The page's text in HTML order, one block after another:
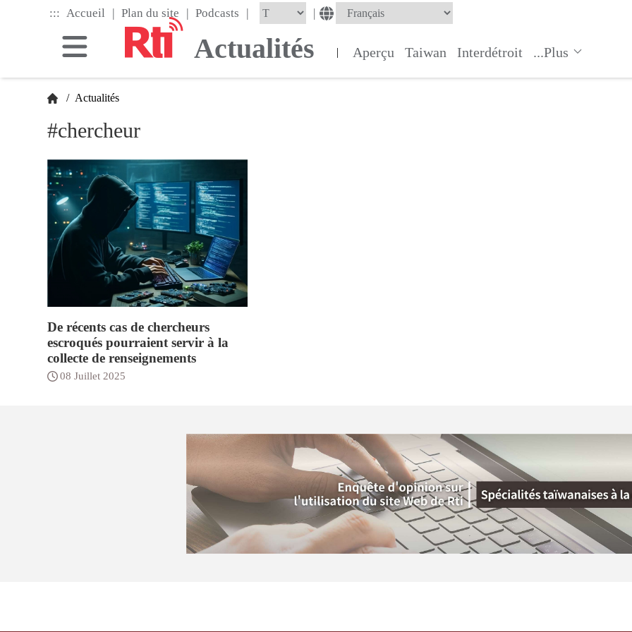
::: Accueil | Plan du site | Podcasts | |
Actualités | Aperçu Taiwan Interdétroit ...Plus
/ Actualités
#chercheur
De récents cas de chercheurs
escroqués pourraient servir à la
collecte de renseignements
08 Juillet 2025